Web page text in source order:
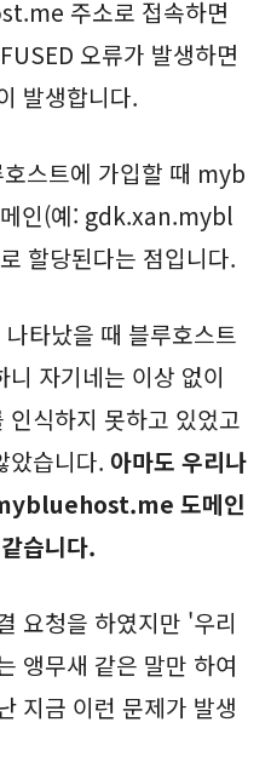
주소로 접속하면
오류가 발생하면
발생합니다.
스트에 가입할 때 myb
인(예: gdk.xan.mybl
할당된다는 점입니다.
타났을 때 블루호스트
자기네는 이상 없이
식하지 못하고 있었고
았습니다. 아마도 우리나
도메인
습니다.
요청을 하였지만 '우리
앵무새 같은 말만 하여
지금 이런 문제가 발생